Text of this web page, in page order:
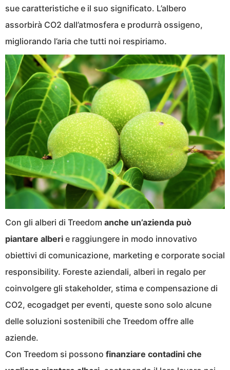
sue caratteristiche e il suo significato. L’albero
assorbirà CO2 dall’atmosfera e produrrà ossigeno,
migliorando l’aria che tutti noi respiriamo.
Con gli alberi di Treedom anche un’azienda può
piantare alberi e raggiungere in modo innovativo
obiettivi di comunicazione, marketing e corporate social
responsibility. Foreste aziendali, alberi in regalo per
coinvolgere gli stakeholder, stima e compensazione di
CO2, ecogadget per eventi, queste sono solo alcune
delle soluzioni sostenibili che Treedom offre alle
aziende.
Con Treedom si possono finanziare contadini che